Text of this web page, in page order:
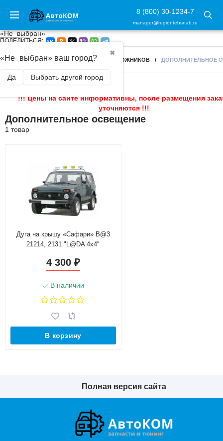
8 (800) 30-1234-7
manager@regiontehsnab.ru
«Не_выбран»
✖
«Не_выбран» ваш город?
Да Выбрать другой город
ПОДЕЛИТЬСЯ:
ГЛАВНАЯ / АКСЕССУАРЫ ДЛЯ ВНЕДОРОЖНИКОВ / ДОПОЛНИТЕЛЬНОЕ
!!! Цены на сайте информативны, после размещения
уточняются !!!
Дополнительное освещение
1 товар
Дуга на крышу «Сафари» B@3
21214, 2131 "L@DA 4х4"
4 300 ₽
В наличии
В корзину
Полная версия сайта